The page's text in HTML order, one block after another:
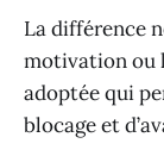
La différence
motivation ou
adoptée qui
blocage et